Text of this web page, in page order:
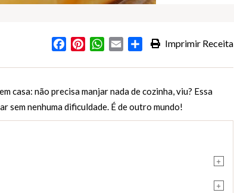
Imprimir Receita
FacebookPinterestWhatsApp
Email Partilhar
casa: não precisa manjar nada de cozinha, viu? Essa
sem nenhuma dificuldade. É de outro mundo!
+
+